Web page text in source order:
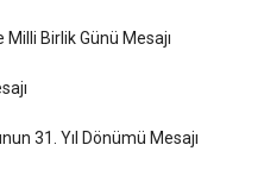
Birlik Günü Mesajı
31. Yıl Dönümü Mesajı